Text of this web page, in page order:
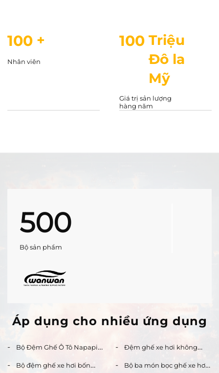
100 +
Nhân viên
100 Triệu
Đô la
Mỹ
Giá trị sản lượng
hàng năm
500
Bộ sản phẩm
Áp dụng cho nhiều ứng dụng
Bộ Đệm Ghế Ô Tô Napapi
Dễ Vệ Sinh, Bền Đẹp, Phù
Đệm ghế xe hơi không
khí, đệm ghế văn phòng
Bộ đệm ghế xe hơi bốn
Bộ ba món bọc ghế xe hơi